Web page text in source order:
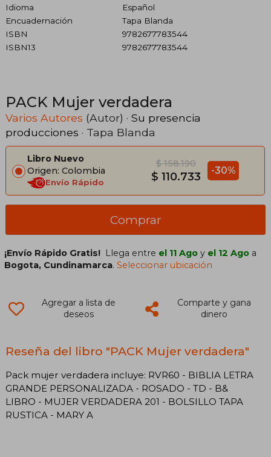
Idioma
Español
Encuadernación
Tapa Blanda
ISBN
9782677783544
ISBN13
9782677783544
PACK Mujer verdadera
Varios Autores (Autor) · Su presencia
producciones · Tapa Blanda
Libro Nuevo
Origen: Colombia
Envío Rápido
$ 158.190
$ 110.733 -30%
Comprar
¡Envío Rápido Gratis! Llega entre el 11 Ago y el 12 Ago a
Bogota, Cundinamarca.Seleccionar ubicación
Agregar a lista de
deseos
Comparte y gana
dinero
Reseña del libro "PACK Mujer verdadera"
Pack mujer verdadera incluye: RVR60 - BIBLIA LETRA
GRANDE PERSONALIZADA - ROSADO - TD - B&
LIBRO - MUJER VERDADERA 201 - BOLSILLO TAPA
RUSTICA - MARY A